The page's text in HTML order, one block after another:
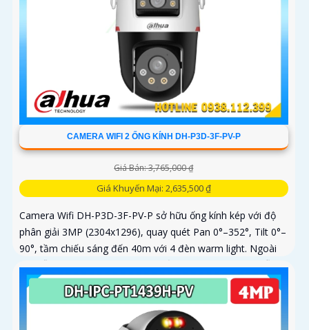
CAMERA WIFI 2 ỐNG KÍNH DH-P3D-3F-PV-P
Giá Bán: 3,765,000 ₫
Giá Khuyến Mại: 2,635,500 ₫
Camera Wifi DH-P3D-3F-PV-P sở hữu ống kính kép với độ
phân giải 3MP (2304x1296), quay quét Pan 0°–352°, Tilt 0°–
90°, tầm chiếu sáng đến 40m với 4 đèn warm light. Ngoài
ra, mẫu camera này còn đạt chuẩn chống nước IP66, hỗ trợ
thẻ nhớ tối đa 256GB, kết nối Wi-Fi 2